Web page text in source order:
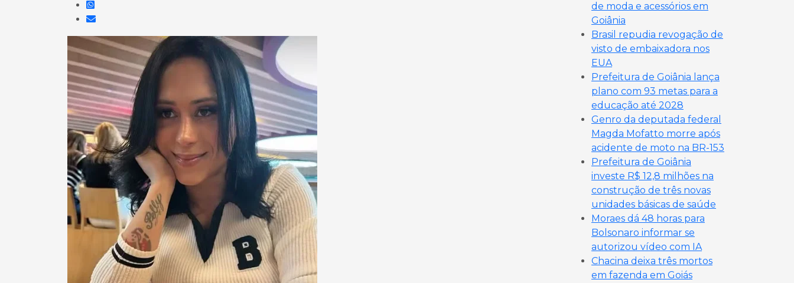
de moda e acessórios em
Goiânia
Brasil repudia revogação de
visto de embaixadora nos
EUA
Prefeitura de Goiânia lança
plano com 93 metas para a
educação até 2028
Genro da deputada federal
Magda Mofatto morre após
acidente de moto na BR-153
Prefeitura de Goiânia
investe R$ 12,8 milhões na
construção de três novas
unidades básicas de saúde
Moraes dá 48 horas para
Bolsonaro informar se
autorizou vídeo com IA
Chacina deixa três mortos
em fazenda em Goiás